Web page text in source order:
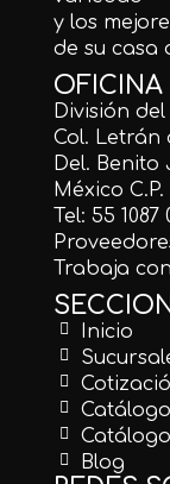
y los
de su casa
OFICINA
División
Col. Letrán
Del. Benito
México C.P.
Tel: 55 1087
Trabaja
Inicio
Blog